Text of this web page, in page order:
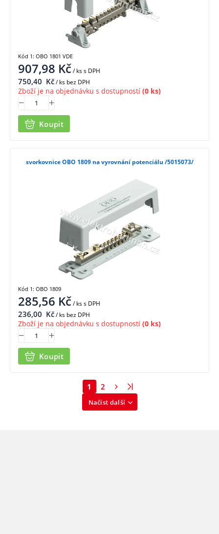
907,98 Kč/ kss DPH
750,40 Kč/ ks bez DPH
Zboží je na objednávku s dostupností (0 ks)
Koupit
Kód 1: OBO 1801 VDE
svorkovnice OBO 1809 na vyrovnání potenciálu /5015073/
285,56 Kč/ kss DPH
236,00 Kč/ ks bez DPH
Zboží je na objednávku s dostupností (0 ks)
Koupit
Kód 1: OBO 1809
Načíst další
1 2